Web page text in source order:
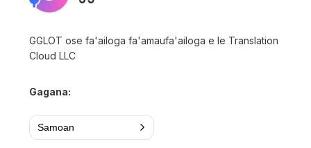
GGLOT ose fa'ailoga fa'amaufa'ailoga e le Translation
Cloud LLC
Gagana:
Samoan